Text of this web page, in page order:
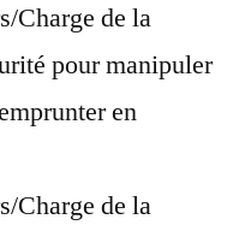
Charge de la
pour manipuler
en
Charge de la